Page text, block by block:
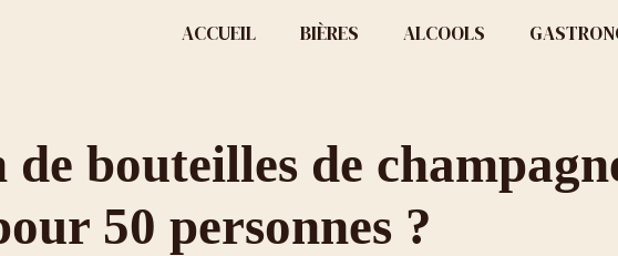
ACCUEIL BIÈRES ALCOOLS
de bouteilles de
50 personnes ?